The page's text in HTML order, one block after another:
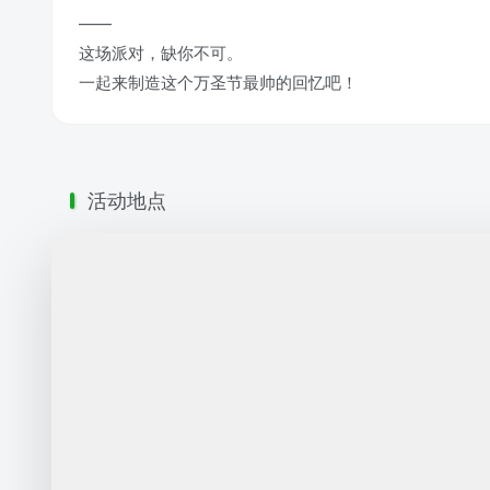
——
这场派对，缺你不可。
一起来制造这个万圣节最帅的回忆吧！
活动地点